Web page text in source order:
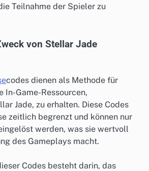
Teilnahme der Spieler zu
von Stellar Jade
codes dienen als Methode für
In-Game-Ressourcen,
Jade, zu erhalten. Diese Codes
zeitlich begrenzt und können nur
werden, was sie wertvoll
des Gameplays macht.
Codes besteht darin, das